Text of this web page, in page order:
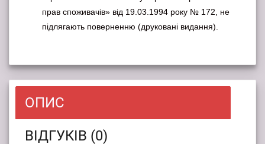
прав споживачів» від 19.03.1994 року № 172, не
підлягають поверненню (друковані видання).
ОПИС
ВІДГУКІВ (0)